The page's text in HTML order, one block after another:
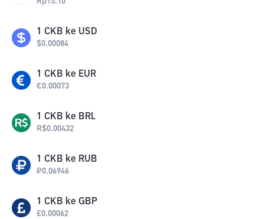
1 CKB ke USD
$0.00084
1 CKB ke EUR
€0.00073
1 CKB ke BRL
R$0.00432
1 CKB ke RUB
₽0.06946
1 CKB ke GBP
£0.00062